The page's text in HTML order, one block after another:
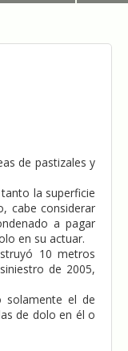
de pastizales y
la superficie
cabe considerar
a pagar
en su actuar.
10 metros
de 2005,
solamente el de
de dolo en él o